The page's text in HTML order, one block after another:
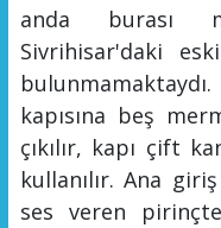
anda burası
Sivrihisar'daki
kapısına beş
çıkılır, kapı çift
kullanılır. Ana
ses veren